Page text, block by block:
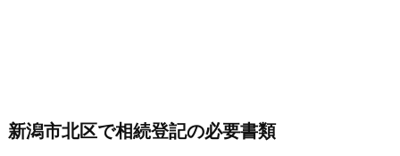
新潟市北区で相続登記の必要書類